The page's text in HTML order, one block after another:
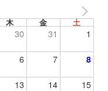
木 金 土
30 31 1
6 7 8
13 14 15